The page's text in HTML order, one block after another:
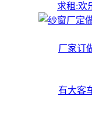
求租:欢
厂家订
有大客